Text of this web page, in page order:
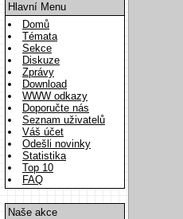
Hlavní Menu
Domů
Témata
Sekce
Diskuze
Zprávy
Download
WWW odkazy
Doporučte nás
Seznam uživatelů
Váš účet
Odešli novinky
Statistika
Top 10
FAQ
Naše akce